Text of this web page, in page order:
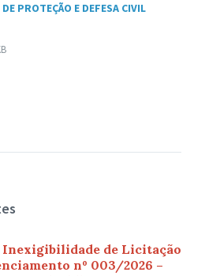
PROTEÇÃO E DEFESA CIVIL
Inexigibilidade de Licitação
nº 003/2026 –